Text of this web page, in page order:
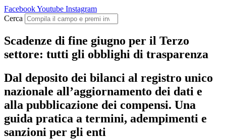
FacebookYoutube Instagram
Cerca
Scadenze di fine giugno per il Terzo
settore: tutti gli obblighi di trasparenza
Dal deposito dei bilanci al registro unico
nazionale all’aggiornamento dei dati e
alla pubblicazione dei compensi. Una
guida pratica a termini, adempimenti e
sanzioni per gli enti